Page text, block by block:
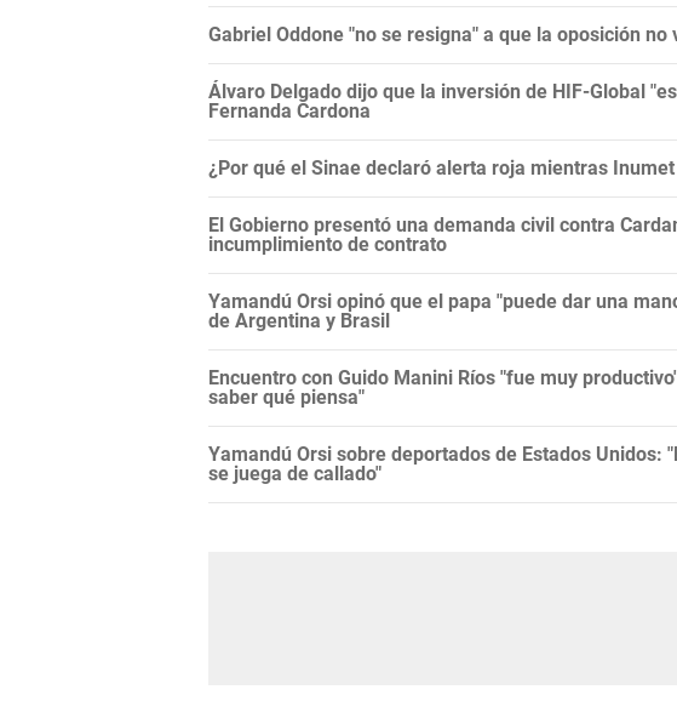
Gabriel Oddone "no se resigna" a que la oposición no
Álvaro Delgado dijo que la inversión de HIF-Global
Fernanda Cardona
¿Por qué el Sinae declaró alerta roja mientras
El Gobierno presentó una demanda civil contra
incumplimiento de contrato
Yamandú Orsi opinó que el papa "puede dar una
de Argentina y Brasil
Encuentro con Guido Manini Ríos "fue muy
saber qué piensa"
Yamandú Orsi sobre deportados de Estados Unidos:
se juega de callado"